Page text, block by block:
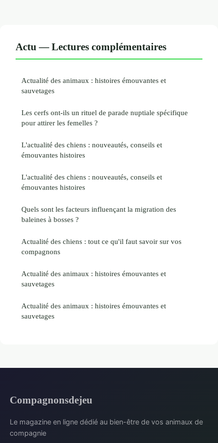
Actu — Lectures complémentaires
Actualité des animaux : histoires émouvantes et
sauvetages
Les cerfs ont-ils un rituel de parade nuptiale spécifique
pour attirer les femelles ?
L'actualité des chiens : nouveautés, conseils et
émouvantes histoires
L'actualité des chiens : nouveautés, conseils et
émouvantes histoires
Quels sont les facteurs influençant la migration des
baleines à bosses ?
Actualité des chiens : tout ce qu'il faut savoir sur vos
compagnons
Actualité des animaux : histoires émouvantes et
sauvetages
Actualité des animaux : histoires émouvantes et
sauvetages
Compagnonsdejeu
Le magazine en ligne dédié au bien-être de vos animaux de
compagnie